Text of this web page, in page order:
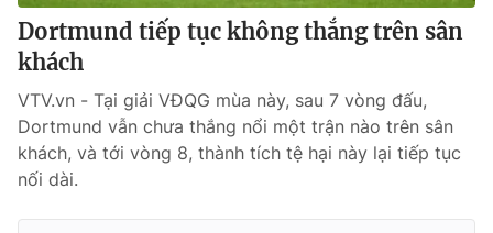
Dortmund tiếp tục không thắng trên sân
khách
VTV.vn - Tại giải VĐQG mùa này, sau 7 vòng đấu,
Dortmund vẫn chưa thắng nổi một trận nào trên sân
khách, và tới vòng 8, thành tích tệ hại này lại tiếp tục
nối dài.